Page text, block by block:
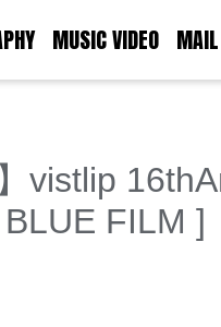
MUSIC VIDEO MAIL
vistlip
FILM ]